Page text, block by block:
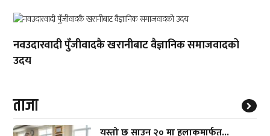
नवउदारवादी पुँजीवादकै खरानीबाट वैज्ञानिक समाजवादको
उदय
ताजा